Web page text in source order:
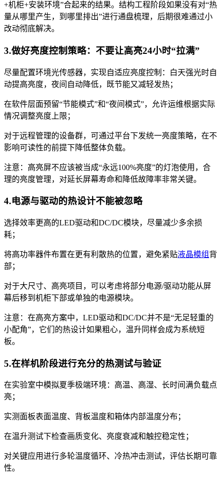
+机柜+安装环境”合起来的结果。结构工程阶段如果没有对“热
量从哪里产生，到哪里排出”进行通盘梳理，后期很难通过小
改动彻底解决。
3.做好亮度控制策略：不要让高亮24小时“拉满”
尽量配置环境光传感器，实现自适应亮度控制：白天强光时自
动提高亮度，夜间自动降低，既节能又减轻发热；
在软件层面预留“节能模式”和“夜间模式”，允许运维根据实际
情况调整亮度上限；
对于远程管理的设备群，可通过平台下发统一亮度策略，在不
影响可读性的前提下降低整体负载。
注意：高亮屏不应该被当成“永远100%亮度”的灯泡使用，合
理的亮度管理，对延长屏幕寿命和降低故障率非常关键。
4.电源与驱动的热设计不能被忽略
选择效率更高的LED驱动和DC/DC模块，尽量减少多余损
耗；
将高功率器件布置在更有利散热的位置，避免紧贴液晶模组 背
部；
对于大尺寸、高亮项目，可以考虑将部分电源/驱动功能从屏
幕后移到机柜下部或单独的电源模块。
注意：在高亮方案中，LED驱动和DC/DC并不是“无足轻重的
小配角”，它们的热设计如果粗心，温升同样会成为系统短
板。
5.在样机阶段进行充分的热测试与验证
在实验室中模拟夏季极端环境：高温、高湿、长时间满负载点
亮；
实测面板表面温度、背板温度和箱体内部温度分布；
在温升测试下检查画质变化、亮度衰减和触控稳定性；
对关键应用进行多轮温度循环、冷热冲击测试，评估长期可靠
性。